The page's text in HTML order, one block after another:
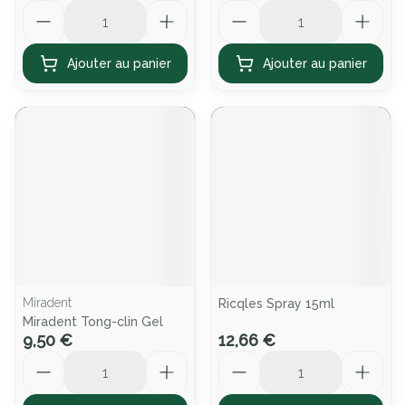
Ajouter au panier Ajouter au panier
Miradent
Miradent Tong-clin Gel
9,50 €
Ricqles Spray 15ml
12,66 €